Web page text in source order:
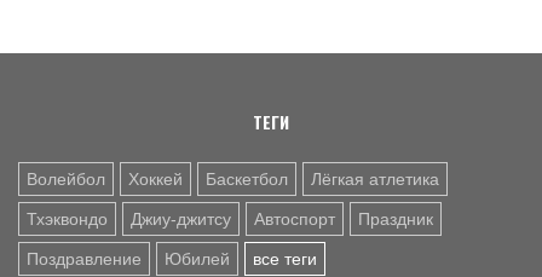
Поздравление с Днём физкультурника от министра
ТЕГИ
Волейбол Хоккей Баскетбол Лёгкая атлетика
Тхэквондо Джиу-джитсу Автоспорт Праздник
Поздравление Юбилей все теги